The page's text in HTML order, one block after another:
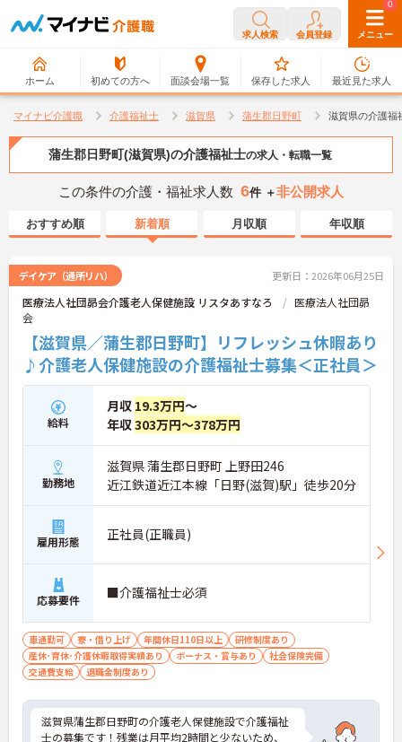
求人検索 会員登録 メニュー
ホーム 初めての方へ 面談会場一覧
0
保存した求人
0
最近見た求人
マイナビ介護職 介護福祉士 滋賀県 蒲生郡日野町 滋賀県の介護福
蒲生郡日野町(滋賀県)の介護福祉士の求人・転職一覧
この条件の介護・福祉求人数 6件 ＋非公開求人
おすすめ順 新着順 月収順 年収順
デイケア（通所リハ） 更新日：2026年06月25日
医療法人社団昴会介護老人保健施設 リスタあすなろ
医療法人社団昴
会
【滋賀県／蒲生郡日野町】リフレッシュ休暇あり
♪介護老人保健施設の介護福祉士募集＜正社員＞
給料
月収 19.3万円～
年収303万円～378万円
勤務地
滋賀県 蒲生郡日野町 上野田246
近江鉄道近江本線「日野(滋賀)駅」徒歩20分
雇用形態 正社員(正職員)
応募要件 ■介護福祉士必須
車通勤可 寮・借り上げ 年間休日110日以上
研修制度あり
産休･育休･介護休暇取得実績あり
ボーナス・賞与あり
社会保険完備
交通費支給
退職金制度あり
滋賀県蒲生郡日野町の介護老人保健施設で介護福祉
士の募集です！残業は月平均2時間と少ないため、